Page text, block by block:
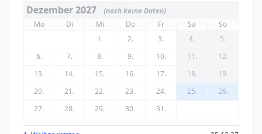
Dezember 2027
(noch keine Daten)
Mo
Di Mi Do Fr Sa
So
1.
2. 3. 4.
5.
6.
7. 8. 9. 10. 11.
12.
13.
14. 15. 16. 17. 18.
19.
20.
21. 22. 23. 24. 25.
26.
27.
28. 29. 30. 31.